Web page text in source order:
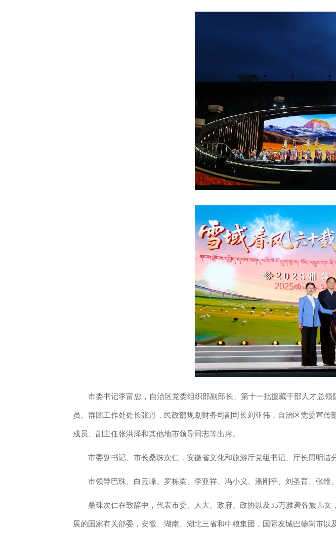
市委书记李富忠，自治区党委组织部副部长、第十一批援藏干部人才总
员、群团工作处处长张丹，民政部规划财务司副司长刘亚伟，自治区党委宣
成员、副主任张洪泽和其他地市领导同志等出席。
市委副书记、市长桑珠次仁，安徽省文化和旅游厅党组书记、厅长周明
市领导巴珠、白云峰、罗栋梁、李亚祥、冯小义、潘刚平、刘圣育、张维
桑珠次仁在致辞中，代表市委、人大、政府、政协以及35万雅砻各族儿
展的国家有关部委，安徽、湖南、湖北三省和中粮集团，国际友城巴德岗市